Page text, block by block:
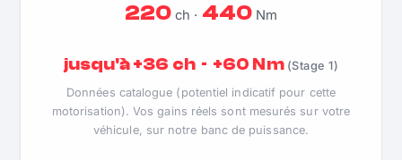
220 ch · 440Nm
jusqu'à +36 ch · +60 Nm (Stage 1)
Données catalogue (potentiel indicatif pour cette
motorisation). Vos gains réels sont mesurés sur votre
véhicule, sur notre banc de puissance.